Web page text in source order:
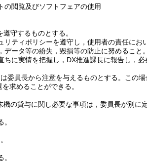
の閲覧及びソフトフェアの使用
守するものとする。
ティポリシーを遵守し，使用者の責任にお
ータ等の紛失，毀損等の防止に努めること。
に実情を把握し，DX推進課長に報告し，必
委員長から注意を与えるものとする。
この
求めることができる。
の貸与に関し必要な事項は，委員長が別に定